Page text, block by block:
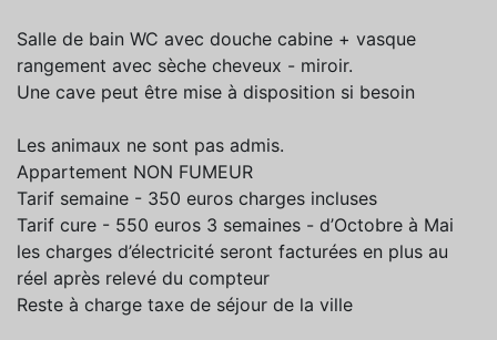
Salle de bain WC avec douche cabine + vasque
rangement avec sèche cheveux - miroir.
Une cave peut être mise à disposition si besoin
Les animaux ne sont pas admis.
Appartement NON FUMEUR
Tarif semaine - 350 euros charges incluses
Tarif cure - 550 euros 3 semaines - d’Octobre à Mai
les charges d’électricité seront facturées en plus au
réel après relevé du compteur
Reste à charge taxe de séjour de la ville